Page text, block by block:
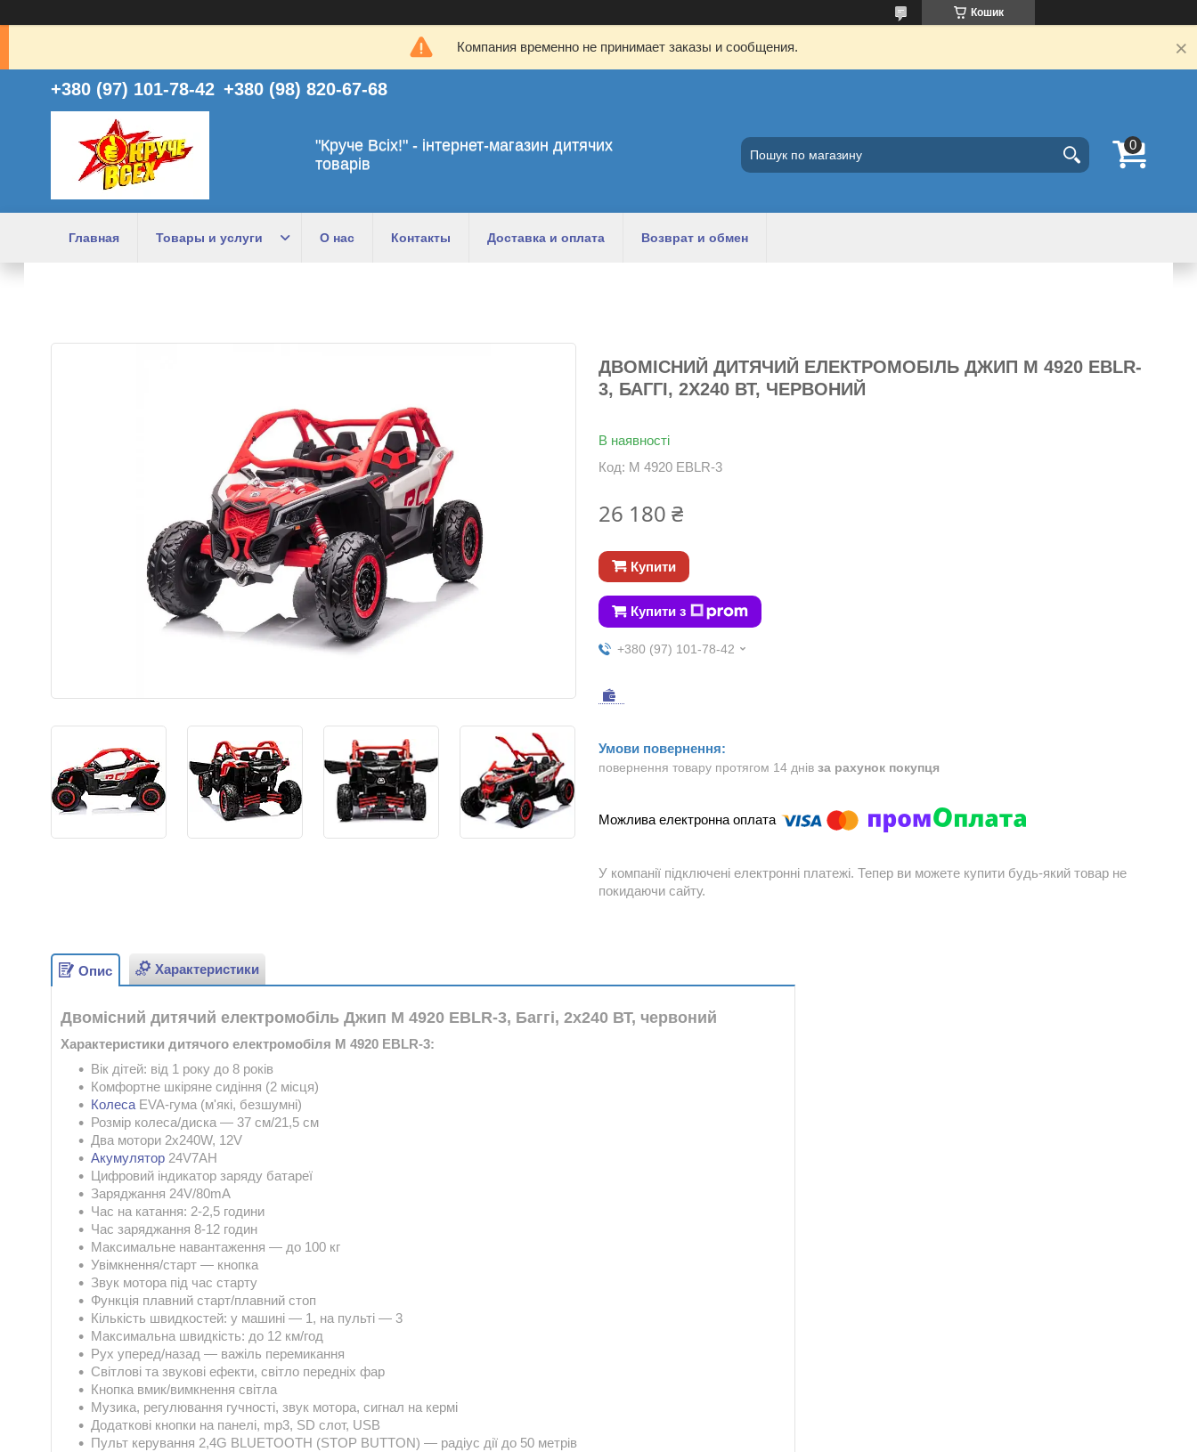
Кошик
Компания временно не принимает заказы и сообщения.
+380 (97) 101-78-42 +380 (98) 820-67-68
"Круче Всіх!" - інтернет-магазин дитячих
товарів
Главная Товары и услуги О нас Контакты Доставка и оплата Возврат и обмен
ДВОМІСНИЙ ДИТЯЧИЙ ЕЛЕКТРОМОБІЛЬ ДЖИП M 4920 EBLR-
3, БАГГІ, 2Х240 ВТ, ЧЕРВОНИЙ
В наявності
Код: M 4920 EBLR-3
26 180 ₴
Купити
Купити з
+380 (97) 101-78-42
повернення товару протягом 14 днів за рахунок покупця
У компанії підключені електронні платежі. Тепер ви можете купити будь-який товар не
покидаючи сайту.
Опис Характеристики
Двомісний дитячий електромобіль Джип M 4920 EBLR-3, Баггі, 2х240 ВТ, червоний
Характеристики дитячого електромобіля M 4920 EBLR-3:
Вік дітей: від 1 року до 8 років
Комфортне шкіряне сидіння (2 місця)
Колеса EVA-гума (м'які, безшумні)
Розмір колеса/диска — 37 см/21,5 см
Два мотори 2х240W, 12V
Акумулятор 24V7AH
Цифровий індикатор заряду батареї
Заряджання 24V/80mA
Час на катання: 2-2,5 години
Час заряджання 8-12 годин
Максимальне навантаження — до 100 кг
Увімкнення/старт — кнопка
Звук мотора під час старту
Функція плавний старт/плавний стоп
Кількість швидкостей: у машині — 1, на пульті — 3
Максимальна швидкість: до 12 км/год
Рух уперед/назад — важіль перемикання
Світлові та звукові ефекти, світло передніх фар
Кнопка вмик/вимкнення світла
Музика, регулювання гучності, звук мотора, сигнал на кермі
Додаткові кнопки на панелі, mp3, SD слот, USB
Пульт керування 2,4G BLUETOOTH (STOP BUTTON) — радіус дії до 50 метрів